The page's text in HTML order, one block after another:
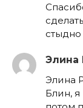
стыдно
Элина
Элина
Блин, я